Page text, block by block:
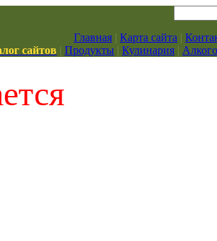
Главная | Карта сайта |
сайтов | Продукты | Кулинария |